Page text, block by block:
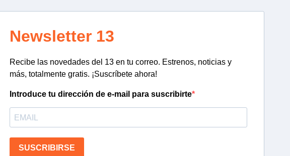
Newsletter 13
Recibe las novedades del 13 en tu correo. Estrenos, noticias y
más, totalmente gratis. ¡Suscríbete ahora!
Introduce tu dirección de e-mail para suscribirte
SUSCRIBIRSE